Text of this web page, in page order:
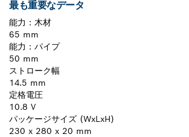
最も重要なデータ
能力：木材
65 mm
能力：パイプ
50 mm
ストローク幅
14.5 mm
定格電圧
10.8 V
パッケージサイズ (WxLxH)
230 x 280 x 20 mm